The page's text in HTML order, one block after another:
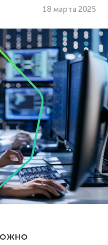
18 марта 2025